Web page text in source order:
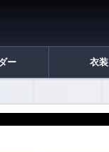
ー 衣装